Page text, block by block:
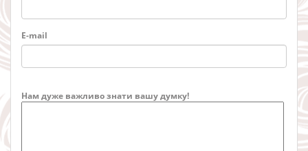
E-mail
Нам дуже важливо знати вашу думку!